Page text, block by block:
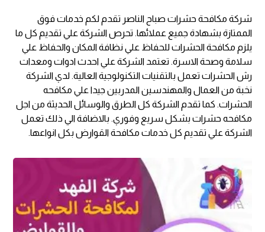
شركة مكافحة حشرات صباح الناصر تقدم لكم خدمات فوق
الممتازة بشهادة جميع عملائها. تحرص الشركة علي تقديم كل ما
يلزم مكافحة الحشرات للحفاظ علي نظافة المكان والحفاظ علي
سلامة وصحة الاسرة. تعتمد الشركة علي احدث ادوات ومعدات
رش الحشرات تعمل بالتقنيات التكنولوجية العالية. لدي الشركة
نخبة من العمال والمهندسين المدربين جيدا علي مكافحه
الحشرات. كما تقدم الشركة كل الطرق والوسائل الحديثة من اجل
مكافحه حشرات بشكل سريع وفوري. بالاضافة الي ذلك تعمل
الشركة علي تقديم كل خدمات مكافحة القوارض بكل انواعها.